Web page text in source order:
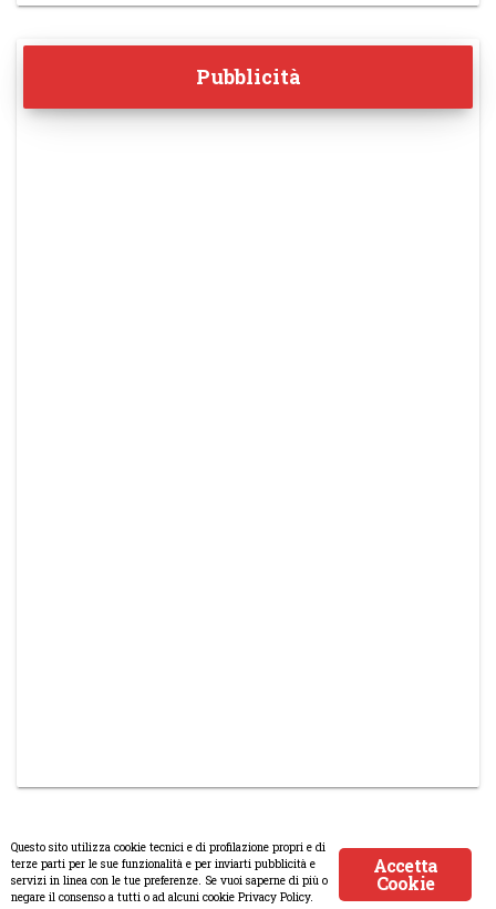
Pubblicità
© Copyright 2008-2017 Scenaripolitici.com - Tutti i diritti riservati.
Accetta
Cookie
Questo sito utilizza cookie tecnici e di profilazione propri e di
terze parti per le sue funzionalità e per inviarti pubblicità e
servizi in linea con le tue preferenze. Se vuoi saperne di più o
negare il consenso a tutti o ad alcuni cookie Privacy Policy.